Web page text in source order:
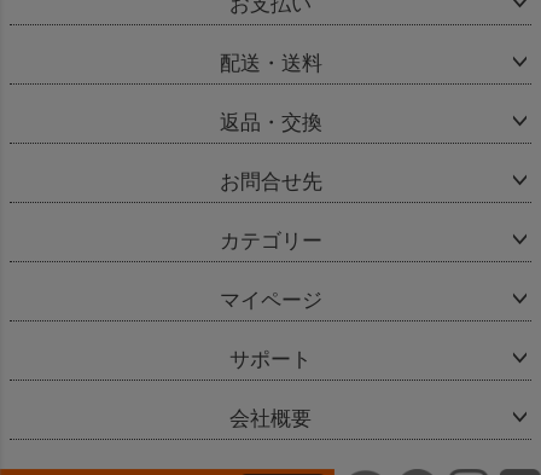
配送・送料
返品・交換
お問合せ先
カテゴリー
マイページ
サポート
会社概要